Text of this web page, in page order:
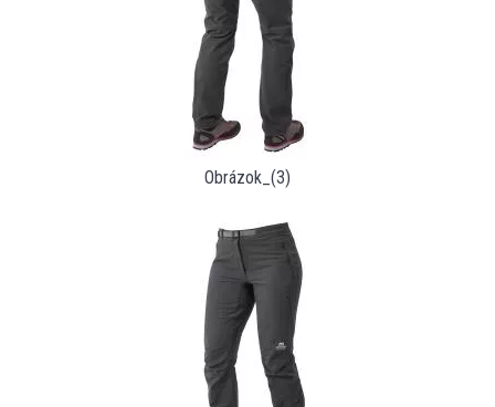
Obrázok_(3)